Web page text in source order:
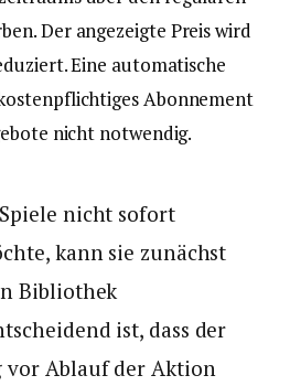
Der angezeigte Preis wird
Eine automatische
Abonnement
nicht notwendig.
nicht sofort
kann sie zunächst
Bibliothek
ist, dass der
vor Ablauf der Aktion